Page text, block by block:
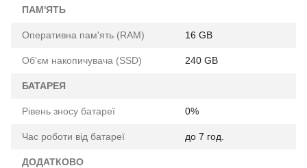
ПАМ'ЯТЬ
Оперативна пам'ять (RAM) 16 GB
Об'єм накопичувача (SSD) 240 GB
БАТАРЕЯ
Рівень зносу батареї 0%
Час роботи від батареї до 7 год.
ДОДАТКОВО